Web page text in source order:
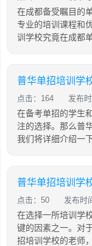
在成都备受瞩目的
专业的培训课程和
训学校究竟在成都
普华单招培训学
点击：164 发布
在备考单招的学生
注的选择。那么普
我们将详细介绍一
普华单招培训学
点击：50 发布时
在选择一所培训学
键的因素之一。对
招培训学校的老师